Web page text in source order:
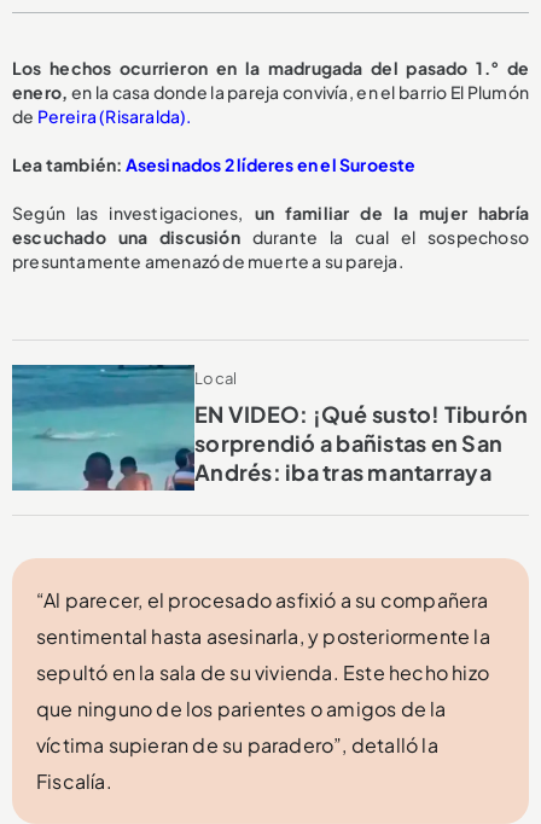
Los hechos ocurrieron en la madrugada del pasado 1.° de
enero, en la casa donde la pareja convivía, en el barrio El Plumón
de Pereira (Risaralda).
Lea también: Asesinados 2 líderes en el Suroeste
Según las investigaciones, un familiar de la mujer habría
escuchado una discusión durante la cual el sospechoso
presuntamente amenazó de muerte a su pareja.
Local
EN VIDEO: ¡Qué susto! Tiburón
sorprendió a bañistas en San
Andrés: iba tras mantarraya
“Al parecer, el procesado asfixió a su compañera
sentimental hasta asesinarla, y posteriormente la
sepultó en la sala de su vivienda. Este hecho hizo
que ninguno de los parientes o amigos de la
víctima supieran de su paradero”, detalló la
Fiscalía.